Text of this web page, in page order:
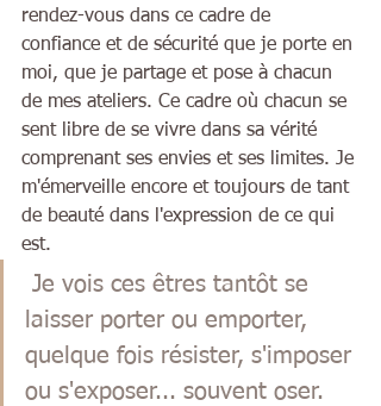
rendez-vous dans ce cadre de
confiance et de sécurité que je porte en
moi, que je partage et pose à chacun
de mes ateliers. Ce cadre où chacun se
sent libre de se vivre dans sa vérité
comprenant ses envies et ses limites. Je
m'émerveille encore et toujours de tant
de beauté dans l'expression de ce qui
est.
laisser porter ou emporter,
quelque fois résister, s'imposer
ou s'exposer... souvent oser.